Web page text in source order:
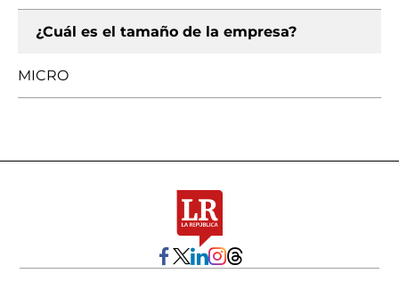
¿Cuál es el tamaño de la empresa?
MICRO